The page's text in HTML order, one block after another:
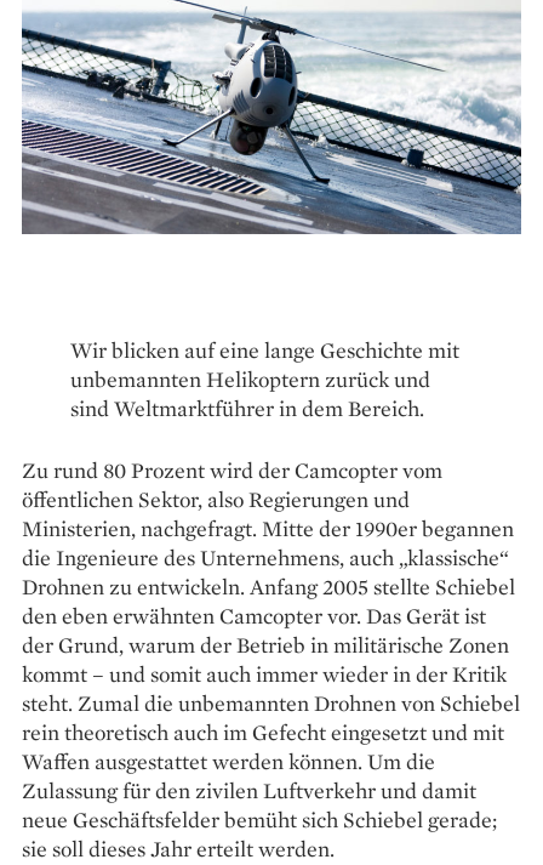
Wir blicken auf eine lange Geschichte mit
unbemannten Helikoptern zurück und
sind Weltmarktführer in dem Bereich.
Zu rund 80 Prozent wird der Camcopter vom
öffentlichen Sektor, also Regierungen und
Ministerien, nachgefragt. Mitte der 1990er begannen
die Ingenieure des Unternehmens, auch „klassische“
Drohnen zu entwickeln. Anfang 2005 stellte Schiebel
den eben erwähnten Camcopter vor. Das Gerät ist
der Grund, warum der Betrieb in militärische Zonen
kommt – und somit auch immer wieder in der Kritik
steht. Zumal die unbemannten Drohnen von Schiebel
rein theoretisch auch im Gefecht eingesetzt und mit
Waffen ausgestattet werden können. Um die
Zulassung für den zivilen Luftverkehr und damit
neue Geschäftsfelder bemüht sich Schiebel gerade;
sie soll ­dieses Jahr erteilt werden.